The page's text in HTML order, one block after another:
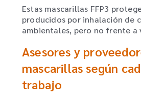
Estas mascarillas FFP3
producidos por inhalación de
ambientales, pero no frente a
Asesores y
mascarillas según
trabajo